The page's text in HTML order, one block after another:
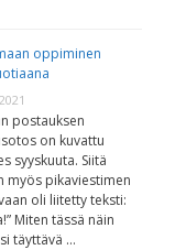
oppiminen
postauksen
on kuvattu
syyskuuta. Siitä
myös pikaviestimen
oli liitetty teksti:
Miten tässä näin
täyttävä …